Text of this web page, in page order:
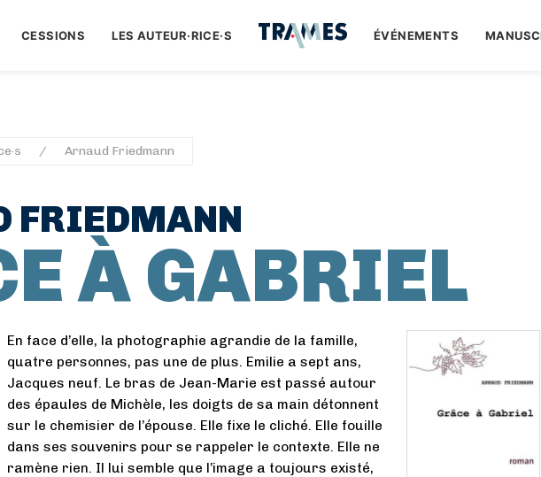
CESSIONS LES AUTEUR·RICE·S ÉVÉNEMENTS
Arnaud Friedmann
FRIEDMANN
À GABRIEL
En face d’elle, la photographie agrandie de la famille,
quatre personnes, pas une de plus. Emilie a sept ans,
Jacques neuf. Le bras de Jean-Marie est passé autour
des épaules de Michèle, les doigts de sa main détonnent
sur le chemisier de l’épouse. Elle fixe le cliché. Elle fouille
dans ses souvenirs pour se rappeler le contexte. Elle ne
ramène rien. Il lui semble que l’image a toujours existé,